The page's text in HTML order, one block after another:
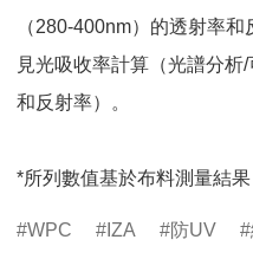
（280-400nm）的透射率
見光吸收率計算（光譜分
和反射率）。
*所列數值基於布料測量結
WPC IZA 防UV